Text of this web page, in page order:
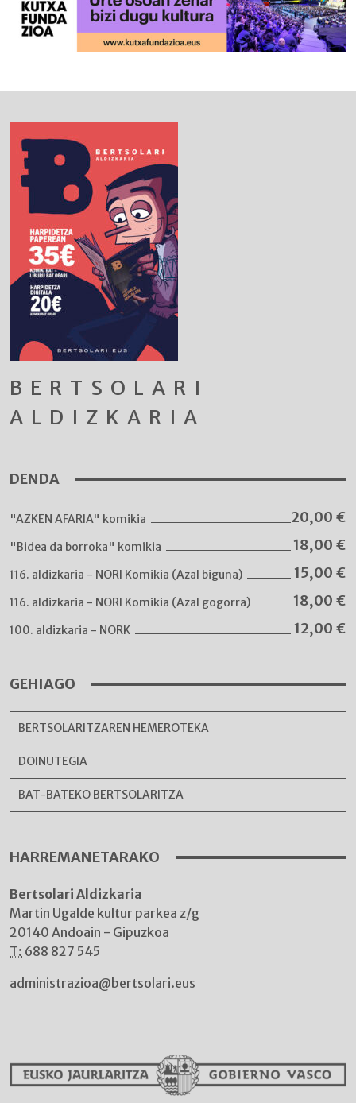
BERTSOLARI
ALDIZKARIA
DENDA
"AZKEN AFARIA" komikia 20,00 €
"Bidea da borroka" komikia 18,00 €
116. aldizkaria - NORI Komikia (Azal biguna) 15,00 €
116. aldizkaria - NORI Komikia (Azal gogorra) 18,00 €
100. aldizkaria - NORK 12,00 €
GEHIAGO
BERTSOLARITZAREN HEMEROTEKA
DOINUTEGIA
BAT-BATEKO BERTSOLARITZA
HARREMANETARAKO
Bertsolari Aldizkaria
Martin Ugalde kultur parkea z/g
20140 Andoain - Gipuzkoa
T: 688 827 545
administrazioa@bertsolari.eus